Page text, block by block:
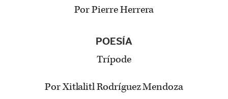
Por Pierre Herrera
POESÍA
Trípode
Por Xitlalitl Rodríguez Mendoza